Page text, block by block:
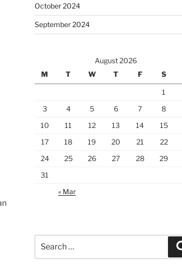
October 2024
September 2024
August 2026
M
T W T F S
1
3
4 5 6 7 8
10
11 12 13 14 15
17
18 19 20 21 22
24
25 26 27 28 29
31
« Mar
for: